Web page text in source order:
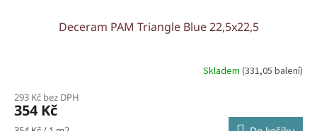
Deceram PAM Triangle Blue 22,5x22,5
Skladem (331,05 balení)
293 Kč bez DPH
354 Kč